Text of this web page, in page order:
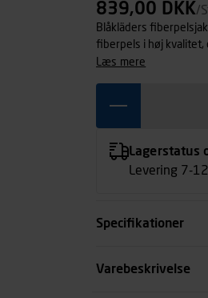
839,00 DKK/
Blåkläders
fiberpels i høj kvalitet,
hætte, forlænget ryg
læs mere
Lagerstatus
Levering 7-
Specifikationer
Størrelse
Varebeskrivelse